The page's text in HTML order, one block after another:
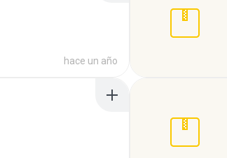
hace un año